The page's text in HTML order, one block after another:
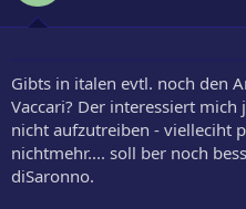
Gibts in italen evtl. noch den
Vaccari? Der interessiert
nicht aufzutreiben - vielleciht
nichtmehr.... soll ber noch
diSaronno.